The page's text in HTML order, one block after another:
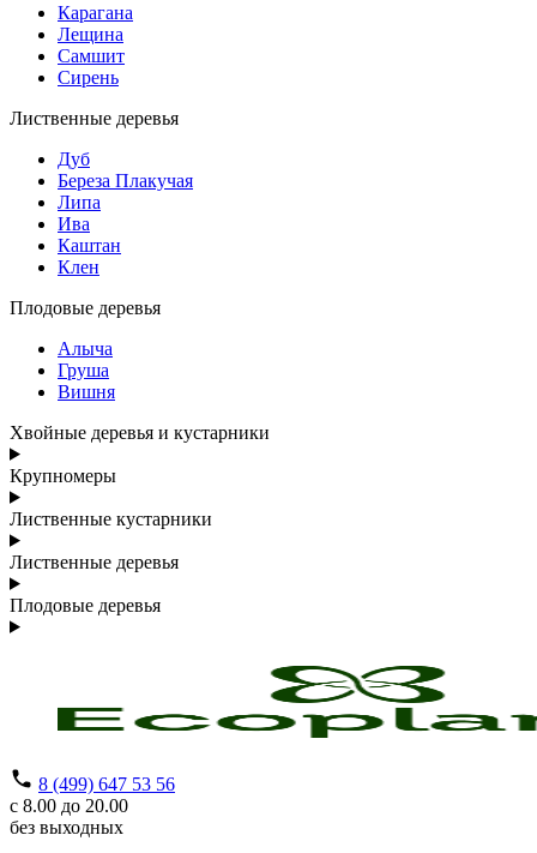
Карагана
Лещина
Самшит
Сирень
Лиственные деревья
Дуб
Береза Плакучая
Липа
Ива
Каштан
Клен
Плодовые деревья
Алыча
Груша
Вишня
Хвойные деревья и кустарники
Крупномеры
Лиственные кустарники
Лиственные деревья
Плодовые деревья
8 (499) 647 53 56
с 8.00 до 20.00
без выходных